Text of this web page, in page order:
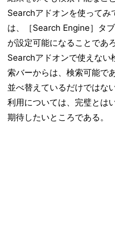
Searchアドオンを使ってみ
は、［Search Engine］タ
が設定可能になることであ
Searchアドオンで使えない
索バーからは、検索可能で
並べ替えているだけではな
利用については、完璧とは
期待したいところである。